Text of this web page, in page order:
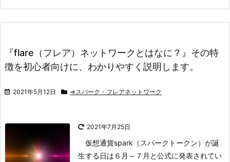
『flare（フレア）ネットワークとはなに？』その特
徴を初心者向けに、わかりやすく説明します。
2021年5月12日 ⇒スパーク・フレアネットワーク
2021年7月25日
仮想通貨spark（スパークトークン）が誕
生する日は６月～７月と公式に発表されてい